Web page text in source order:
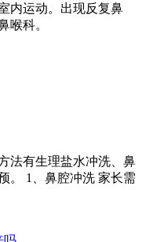
内运动。出现反复鼻
喉科。
法有生理盐水冲洗、鼻
。 1、鼻腔冲洗 家长需